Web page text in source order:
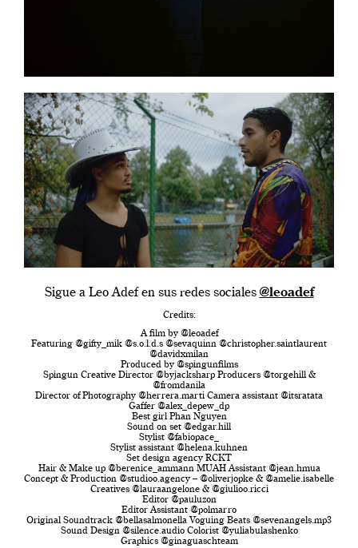
Sigue a Leo Adef en sus redes sociales @leoadef
Credits:
A film by @leoadef
Featuring @gifty_mik @s.o.l.d.s @sevaquinn @christopher.saintlaurent
@davidxmilan
Produced by @spingunfilms
Spingun Creative Director @byjacksharp Producers @torgehill &
@fromdanila
Director of Photography @herrera.marti Camera assistant @itsratata
Gaffer @alex_depew_dp
Best girl Phan Nguyen
Sound on set @edgar.hill
Stylist @fabiopace_
Stylist assistant @helena.kuhnen
Set design agency RCKT
Hair & Make up @berenice_ammann MUAH Assistant @jean.hmua
Concept & Production @studioo.agency – @oliverjopke & @amelie.isabelle
Creatives @lauraangelone & @giulioo.ricci
Editor @pauluzon
Editor Assistant @polmarro
Original Soundtrack @bellasalmonella Voguing Beats @sevenangels.mp3
Sound Design @silence.audio Colorist @yuliabulashenko
Graphics @ginaguaschteam